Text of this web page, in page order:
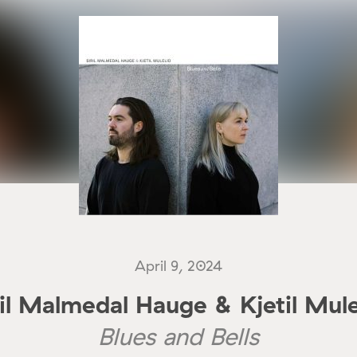
April 9, 2024
Malmedal Hauge & Kjetil
Blues and Bells